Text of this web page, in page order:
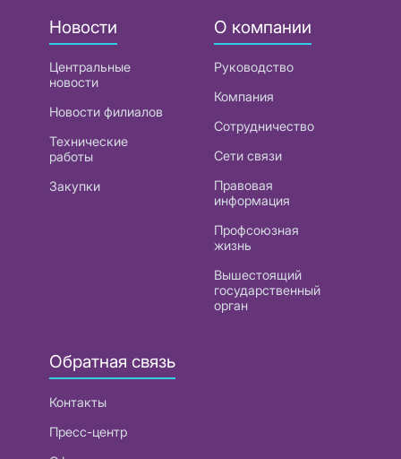
Новости
Центральные
новости
Новости филиалов
Технические
работы
Закупки
О компании
Руководство
Компания
Сотрудничество
Сети связи
Правовая
информация
Профсоюзная
жизнь
Вышестоящий
государственный
орган
Обратная связь
Контакты
Пресс-центр